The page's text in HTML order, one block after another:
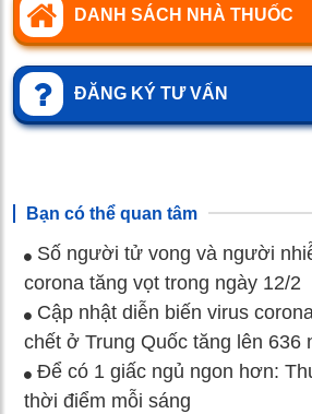
DANH SÁCH NHÀ THUỐC
ĐĂNG KÝ TƯ VẤN
Bạn có thể quan tâm
Số người tử vong và người
corona tăng vọt trong ngày 12/2
Cập nhật diễn biến virus
chết ở Trung Quốc tăng lên 636
Để có 1 giấc ngủ ngon hơn:
thời điểm mỗi sáng